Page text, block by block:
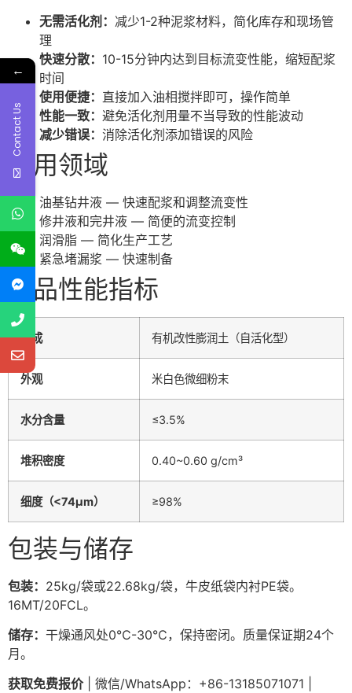
无需活化剂： 减少1-2种泥浆材料，简化库存和现场管
理
快速分散： 10-15分钟内达到目标流变性能，缩短配浆
时间
使用便捷： 直接加入油相搅拌即可，操作简单
性能一致： 避免活化剂用量不当导致的性能波动
减少错误： 消除活化剂添加错误的风险
应用领域
油基钻井液 — 快速配浆和调整流变性
修井液和完井液 — 简便的流变控制
润滑脂 — 简化生产工艺
紧急堵漏浆 — 快速制备
产品性能指标
组成 有机改性膨润土（自活化型）
外观 米白色微细粉末
水分含量 ≤3.5%
堆积密度 0.40~0.60 g/cm³
细度（<74μm） ≥98%
包装与储存
包装： 25kg/袋或22.68kg/袋，牛皮纸袋内衬PE袋。
16MT/20FCL。
储存： 干燥通风处0℃-30℃，保持密闭。质量保证期24个
月。
获取免费报价| 微信/WhatsApp：+86-13185071071 |
←
Contact Us